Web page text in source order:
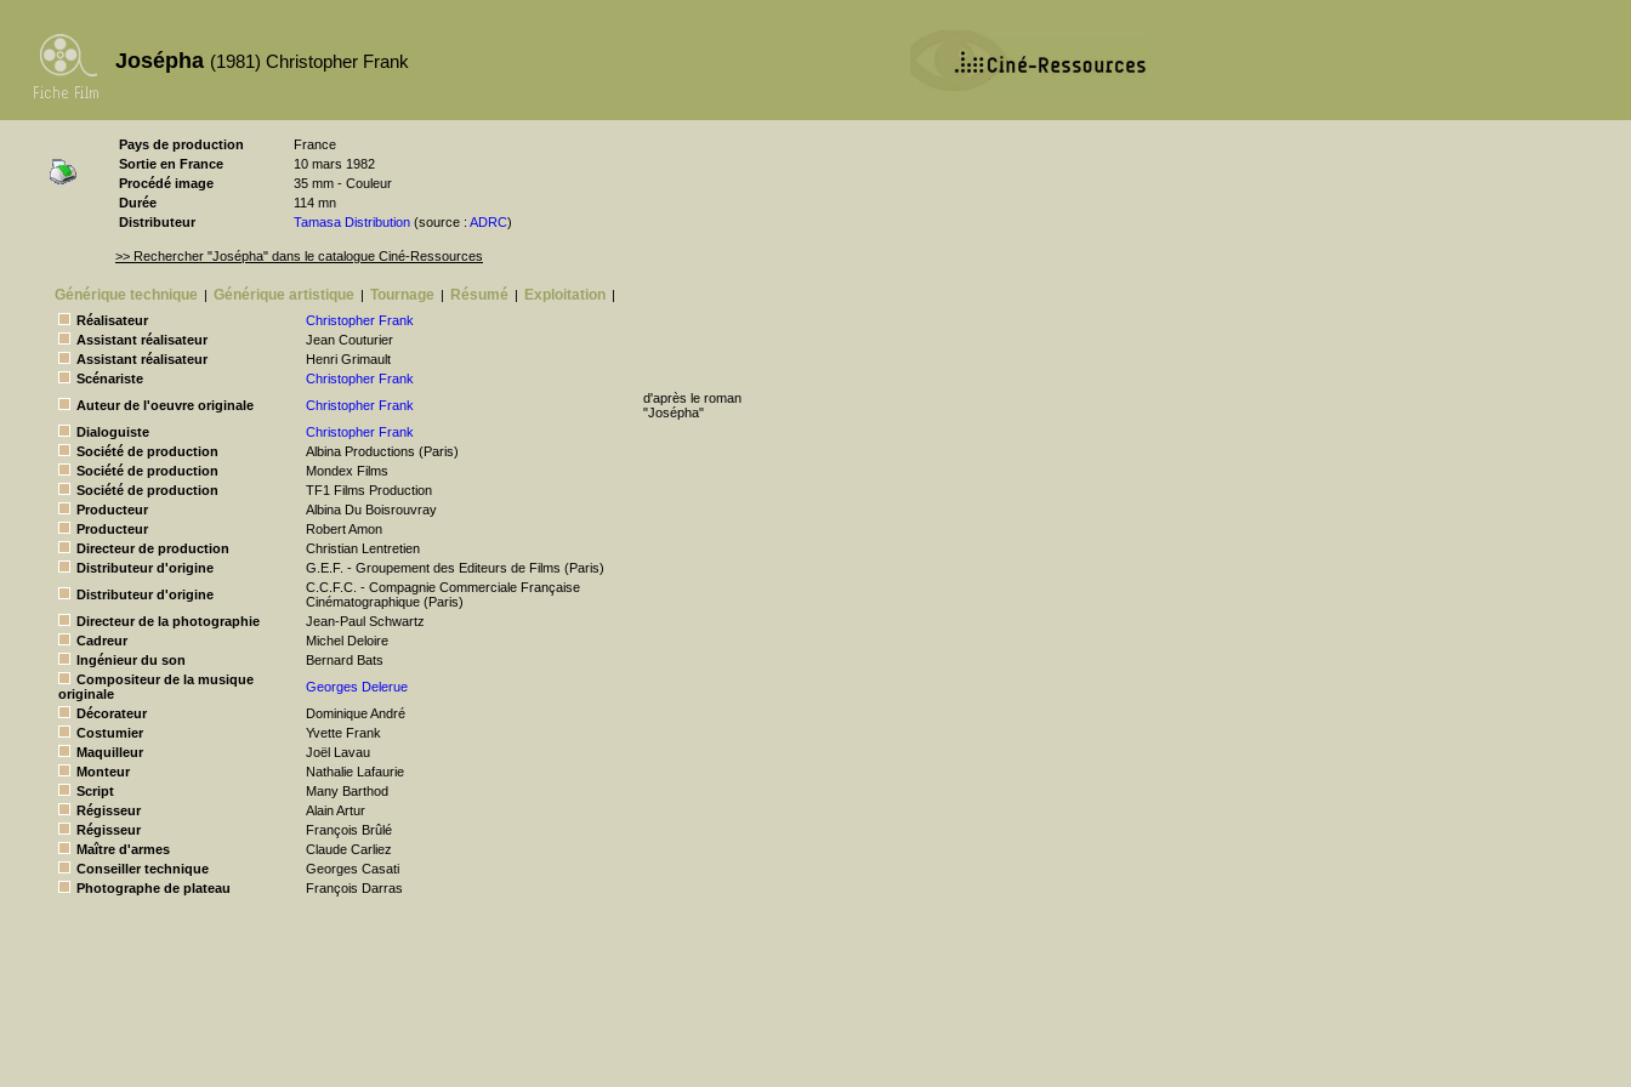
Josépha (1981) Christopher Frank
Pays de production
France
Sortie en France
10 mars 1982
Procédé image
35 mm - Couleur
Durée
114 mn
Distributeur
Tamasa Distribution (source : ADRC)
>> Rechercher "Josépha" dans le catalogue Ciné-Ressources
Générique technique | Générique artistique | Tournage | Résumé | Exploitation |
Réalisateur
Christopher Frank
Assistant réalisateur
Jean Couturier
Assistant réalisateur
Henri Grimault
Scénariste
Christopher Frank
Auteur de l'oeuvre originale
Christopher Frank
d'après le roman
"Josépha"
Dialoguiste
Christopher Frank
Société de production
Albina Productions (Paris)
Société de production
Mondex Films
Société de production
TF1 Films Production
Producteur
Albina Du Boisrouvray
Producteur
Robert Amon
Directeur de production
Christian Lentretien
Distributeur d'origine
G.E.F. - Groupement des Editeurs de Films (Paris)
Distributeur d'origine
C.C.F.C. - Compagnie Commerciale Française
Cinématographique (Paris)
Directeur de la photographie
Jean-Paul Schwartz
Cadreur
Michel Deloire
Ingénieur du son
Bernard Bats
Compositeur de la musique
originale
Georges Delerue
Décorateur
Dominique André
Costumier
Yvette Frank
Maquilleur
Joël Lavau
Monteur
Nathalie Lafaurie
Script
Many Barthod
Régisseur
Alain Artur
Régisseur
François Brûlé
Maître d'armes
Claude Carliez
Conseiller technique
Georges Casati
Photographe de plateau
François Darras